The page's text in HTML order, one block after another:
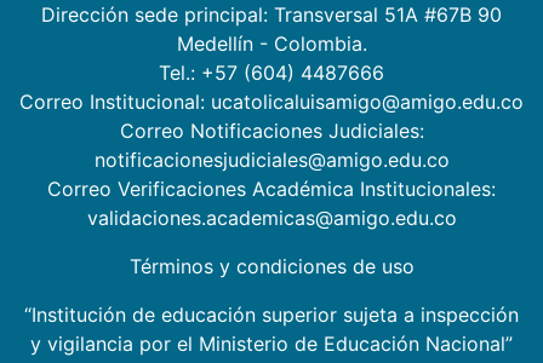
Dirección sede principal: Transversal 51A #67B 90
Medellín - Colombia.
Tel.: +57 (604) 4487666
Correo Institucional: ucatolicaluisamigo@amigo.edu.co
Correo Notificaciones Judiciales:
notificacionesjudiciales@amigo.edu.co
Correo Verificaciones Académica Institucionales:
validaciones.academicas@amigo.edu.co
Términos y condiciones de uso
“Institución de educación superior sujeta a inspección
y vigilancia por el Ministerio de Educación Nacional”